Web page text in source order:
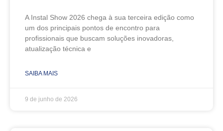
A Instal Show 2026 chega à sua terceira edição como
um dos principais pontos de encontro para
profissionais que buscam soluções inovadoras,
atualização técnica e
SAIBA MAIS
9 de junho de 2026